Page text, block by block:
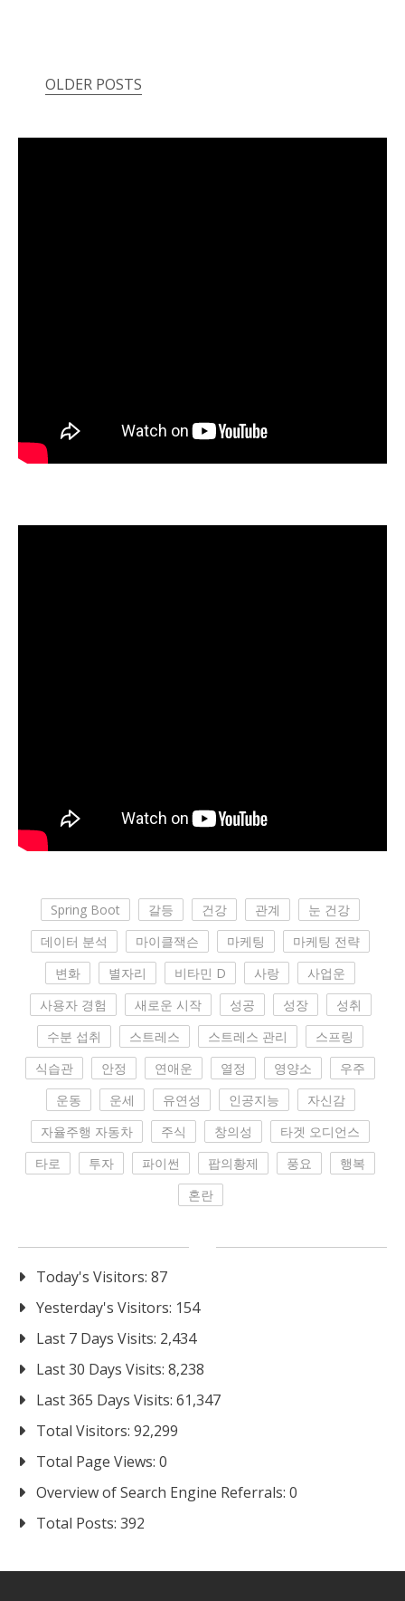
Posts
OLDER POSTS
Spring Boot 갈등 건강 관계
눈 건강
데이터 분석
마이클잭슨 마케팅
마케팅 전략
변화
별자리 비타민 D 사랑
사업운
사용자 경험
새로운 시작 성공 성장
성취
수분 섭취
스트레스 스트레스 관리
스프링
식습관
안정 연애운 열정 영양소
우주
운동
운세 유연성 인공지능
자신감
자율주행 자동차
주식 창의성
타겟 오디언스
타로
투자 파이썬 팝의황제 풍요
행복
혼란
Today's Visitors: 87
Yesterday's Visitors: 154
Last 7 Days Visits: 2,434
Last 30 Days Visits: 8,238
Last 365 Days Visits: 61,347
Total Visitors: 92,299
Total Page Views: 0
Overview of Search Engine Referrals: 0
Total Posts: 392